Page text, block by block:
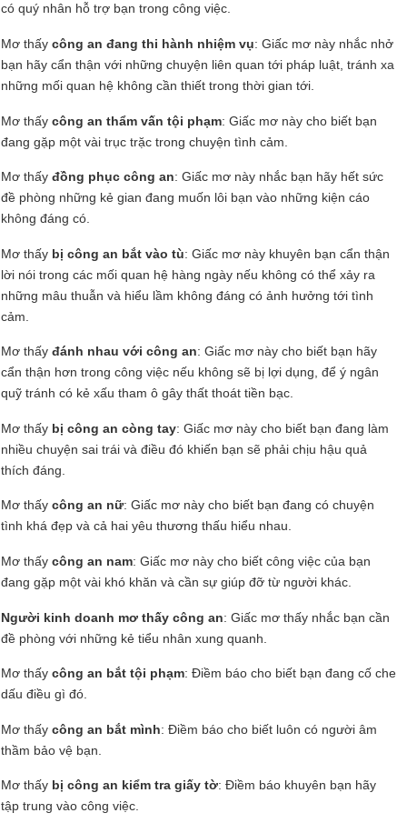
có quý nhân hỗ trợ bạn trong công việc.
Mơ thấy công an đang thi hành nhiệm vụ: Giấc mơ này nhắc nhở
bạn hãy cẩn thận với những chuyện liên quan tới pháp luật, tránh xa
những mối quan hệ không cần thiết trong thời gian tới.
Mơ thấy công an thẩm vấn tội phạm: Giấc mơ này cho biết bạn
đang gặp một vài trục trặc trong chuyện tình cảm.
Mơ thấy đồng phục công an: Giấc mơ này nhắc bạn hãy hết sức
đề phòng những kẻ gian đang muốn lôi bạn vào những kiện cáo
không đáng có.
Mơ thấy bị công an bắt vào tù: Giấc mơ này khuyên bạn cẩn thận
lời nói trong các mối quan hệ hàng ngày nếu không có thể xảy ra
những mâu thuẫn và hiểu lầm không đáng có ảnh hưởng tới tình
cảm.
Mơ thấy đánh nhau với công an: Giấc mơ này cho biết bạn hãy
cẩn thận hơn trong công việc nếu không sẽ bị lợi dụng, để ý ngân
quỹ tránh có kẻ xấu tham ô gây thất thoát tiền bạc.
Mơ thấy bị công an còng tay: Giấc mơ này cho biết bạn đang làm
nhiều chuyện sai trái và điều đó khiến bạn sẽ phải chịu hậu quả
thích đáng.
Mơ thấy công an nữ: Giấc mơ này cho biết bạn đang có chuyện
tình khá đẹp và cả hai yêu thương thấu hiểu nhau.
Mơ thấy công an nam: Giấc mơ này cho biết công việc của bạn
đang gặp một vài khó khăn và cần sự giúp đỡ từ người khác.
Người kinh doanh mơ thấy công an: Giấc mơ thấy nhắc bạn cần
đề phòng với những kẻ tiểu nhân xung quanh.
Mơ thấy công an bắt tội phạm: Điềm báo cho biết bạn đang cố che
dấu điều gì đó.
Mơ thấy công an bắt mình: Điềm báo cho biết luôn có người âm
thầm bảo vệ bạn.
Mơ thấy bị công an kiểm tra giấy tờ: Điềm báo khuyên bạn hãy
tập trung vào công việc.